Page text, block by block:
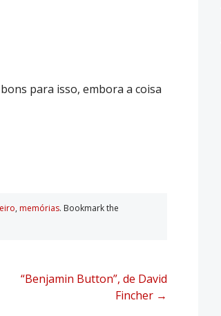
para isso, embora a coisa
, memórias. Bookmark the
“Benjamin Button”, de David
Fincher →